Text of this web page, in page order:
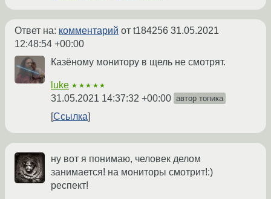
Ответ на: комментарий от t184256 31.05.2021
12:48:54 +00:00
Казёному монитору в щель не смотрят.
luke ★★★★★
31.05.2021 14:37:32 +00:00 автор топика
Ссылка
ну вот я понимаю, человек делом
занимается! на мониторы смотрит!:)
респект!